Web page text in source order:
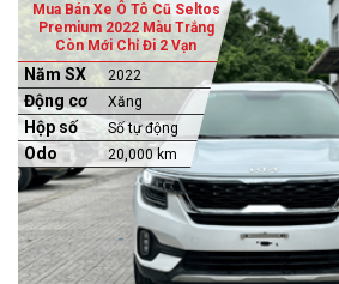
Mua Bán Xe Ô Tô Cũ Seltos
Premium 2022 Màu Trắng
Còn Mới Chỉ Đi 2 Vạn
Năm SX 2022
Động cơ Xăng
Hộp số Số tự động
Odo 20,000 km